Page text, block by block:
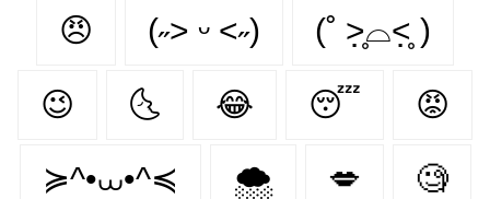
😠 (˶˃ ᵕ ˂˶) (˚ ˃̣̣̥⌓˂̣̣̥ )
😉 🌜 😂 😴 😡
≽^•⩊•^≼ 🌨 💋 🧐